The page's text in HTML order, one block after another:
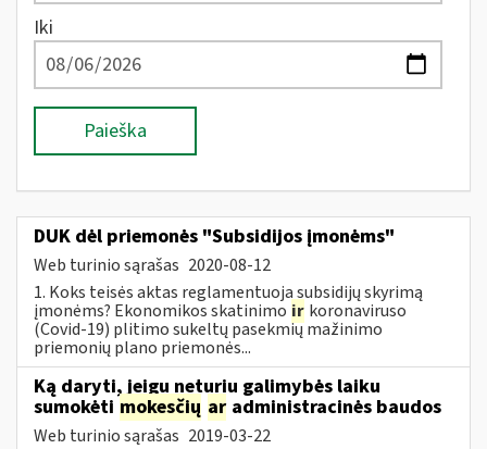
Iki
Paieška
DUK dėl priemonės "Subsidijos įmonėms"
Web turinio sąrašas 2020-08-12
1. Koks teisės aktas reglamentuoja subsidijų skyrimą
įmonėms? Ekonomikos skatinimo ir koronaviruso
(Covid-19) plitimo sukeltų pasekmių mažinimo
priemonių plano priemonės...
Ką daryti, jeigu neturiu galimybės laiku
sumokėti mokesčių ar administracinės baudos
Web turinio sąrašas 2019-03-22